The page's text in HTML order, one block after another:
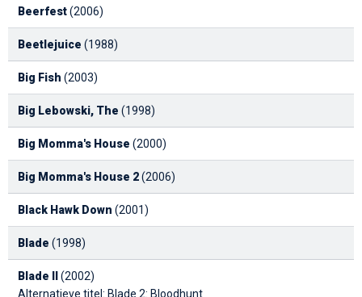
Beerfest(2006)
Beetlejuice (1988)
Big Fish (2003)
Big Lebowski, The (1998)
Big Momma's House (2000)
Big Momma's House 2(2006)
Black Hawk Down (2001)
Blade (1998)
Blade II
(2002)
Alternatieve titel: Blade 2: Bloodhunt